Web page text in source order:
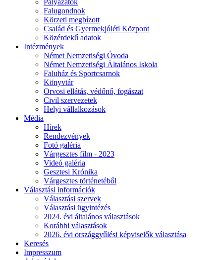
Pályázatok
Falugondnok
Körzeti megbízott
Család és Gyermekjóléti Központ
Közérdekű adatok
Intézmények
Német Nemzetiségi Óvoda
Német Nemzetiségi Általános Iskola
Faluház és Sportcsarnok
Könyvtár
Orvosi ellátás, védőnő, fogászat
Civil szervezetek
Helyi vállalkozások
Média
Hírek
Rendezvények
Fotó galéria
Várgesztes film - 2023
Videó galéria
Gesztesi Krónika
Várgesztes történetéből
Választási információk
Választási szervek
Választási ügyintézés
2024. évi általános választások
Korábbi választások
2026. évi országgyűlési képviselők választása
Keresés
Impresszum